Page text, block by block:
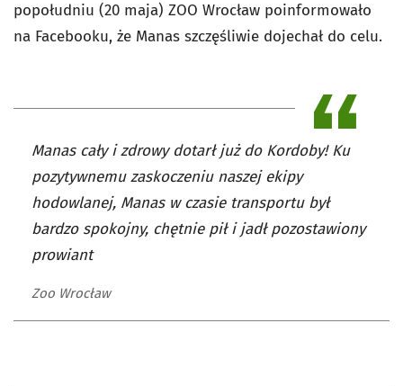
popołudniu (20 maja) ZOO Wrocław poinformowało
na Facebooku, że Manas szczęśliwie dojechał do celu.
Manas cały i zdrowy dotarł już do Kordoby! Ku
pozytywnemu zaskoczeniu naszej ekipy
hodowlanej, Manas w czasie transportu był
bardzo spokojny, chętnie pił i jadł pozostawiony
prowiant
Zoo Wrocław